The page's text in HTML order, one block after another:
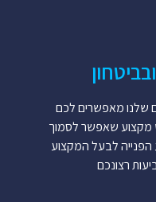
שלנו מאפשרים לכם
מקצוע שאפשר לסמוך
הפנייה לבעל המקצוע
רצונכם